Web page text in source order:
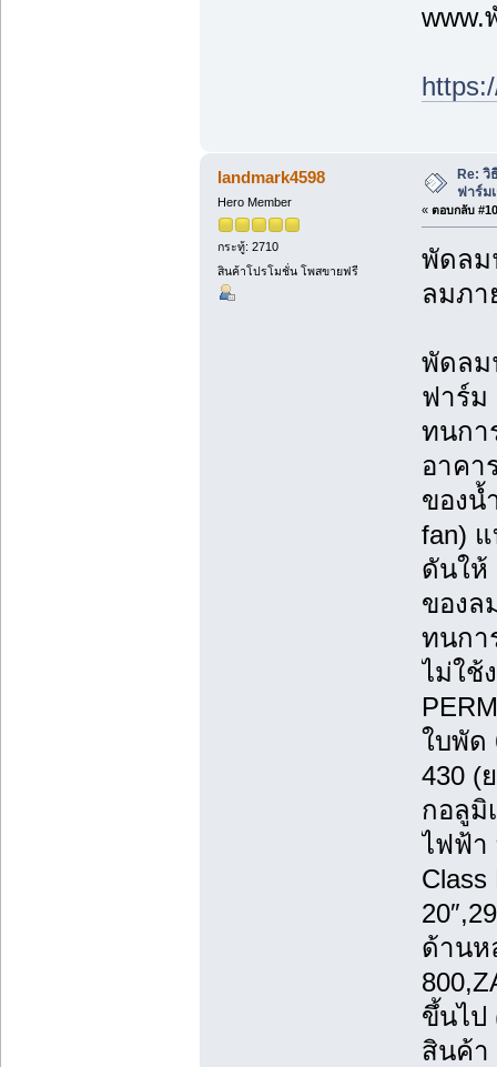
landmark4598
Hero Member
กระทู้: 2710
สินค้าโปรโมชั่น โพสขายฟรี
Re: วิ
ฟาร์ม
« ตอบกลับ
พัดลม
ลมภา
พัดลม
ฟาร์ม
ทนกา
อาคา
ของน้
fan)
ดันให้
ของล
ทนกา
ไม่ใช้
ใบพัด
430 (
กอลูมิ
ไฟฟ้า
ด้านห
ขึ้นไป
สินค้า